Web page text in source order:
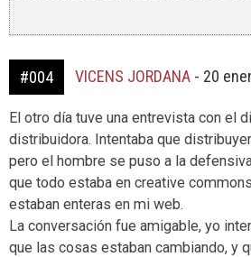
#004 VICENS JORDANA - 20
El otro día tuve una entrevista con el
distribuidora. Intentaba que
pero el hombre se puso a la
que todo estaba en creative
estaban enteras en mi web.
La conversación fue amigable, yo
que las cosas estaban cambiando, y